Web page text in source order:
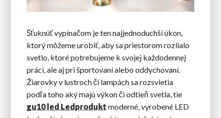
Šťuknúť vypínačom je ten najjednoduchší úkon,
ktorý môžeme urobiť, aby sa priestorom rozlialo
svetlo, ktoré potrebujeme k svojej každodennej
práci, ale aj pri športovaní alebo oddychovaní.
Žiarovky v lustroch či lampách sa rozsvietia
podľa toho aký majú výkon či odtieň svetla, tie
gu10 led Ledprodukt moderné, vyrobené LED